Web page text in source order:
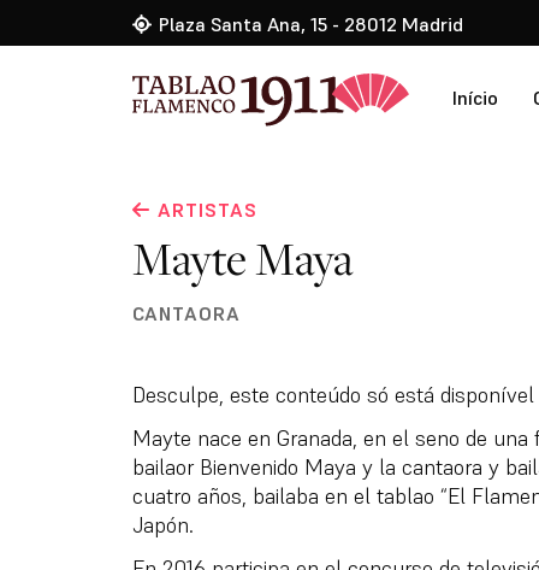
Plaza Santa Ana, 15 - 28012 Madrid
Início
ARTISTAS
Mayte Maya
CANTAORA
Desculpe, este conteúdo só está
Mayte nace en Granada, en el seno de una
bailaor Bienvenido Maya y la cantaora y
cuatro años, bailaba en el tablao “El
Japón.